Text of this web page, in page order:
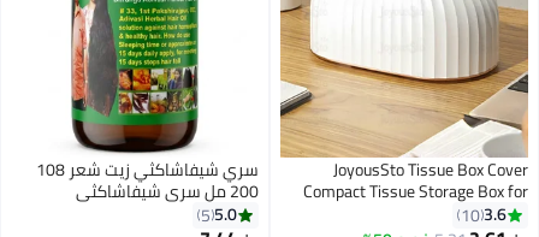
JoyousSto Tissue Box Cover
Compact Tissue Storage Box for
Easy Access Stylish Home for
3.6
10
سري شيفاشاكثي زيت شعر 108
200 مل سري شيفاشاكثي
[أديفاسي 108 أعشاب]
5.0
5